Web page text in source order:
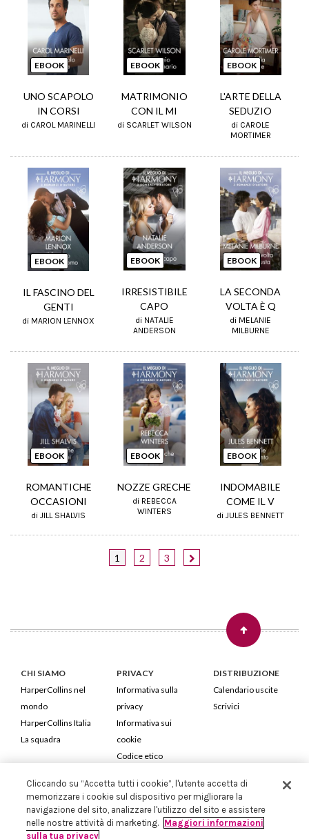
EBOOK
UNO SCAPOLO
IN CORSI
di CAROL MARINELLI
EBOOK
MATRIMONIO
CON IL MI
di SCARLET WILSON
EBOOK
L'ARTE DELLA
SEDUZIO
di CAROLE
MORTIMER
EBOOK
IL FASCINO DEL
GENTI
di MARION LENNOX
EBOOK
IRRESISTIBILE
CAPO
di NATALIE
ANDERSON
EBOOK
LA SECONDA
VOLTA È Q
di MELANIE
MILBURNE
EBOOK
ROMANTICHE
OCCASIONI
di JILL SHALVIS
EBOOK
NOZZE GRECHE
di REBECCA
WINTERS
EBOOK
INDOMABILE
COME IL V
di JULES BENNETT
1 2 3
CHI SIAMO
HarperCollins nel
mondo
HarperCollins Italia
La squadra
PRIVACY
Informativa sulla
privacy
Informativa sui
cookie
Codice etico
DISTRIBUZIONE
Calendario uscite
Scrivici
HarperCollins Italia S.p.A. Viale Monte Nero, 84 - 20135 Milano
Cod. Fiscale e P.IVA 05946780151 - Capitale Sociale 258.250 €
Iscritta in Milano al Registro delle imprese nr.198004 e REA nr.1051898
Cliccando su “Accetta tutti i cookie”, l'utente accetta di
memorizzare i cookie sul dispositivo per migliorare la
navigazione del sito, analizzare l'utilizzo del sito e assistere
nelle nostre attività di marketing. Maggiori informazioni
sulla tua privacy